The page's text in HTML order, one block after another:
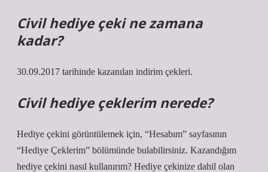
Civil hediye çeki ne zamana
kadar?
30.09.2017 tarihinde kazanılan indirim çekleri.
Civil hediye çeklerim nerede?
Hediye çekini görüntülemek için, “Hesabım” sayfasının
“Hediye Çeklerim” bölümünde bulabilirsiniz. Kazandığım
hediye çekini nasıl kullanırım? Hediye çekinize dahil olan